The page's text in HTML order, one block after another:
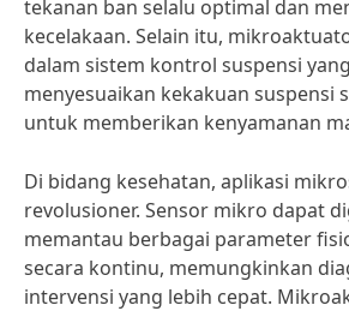
tekanan ban selalu optimal dan
kecelakaan. Selain itu,
dalam sistem kontrol suspensi
menyesuaikan kekakuan suspensi
untuk memberikan kenyamanan
Di bidang kesehatan, aplikasi
revolusioner. Sensor mikro dapat
memantau berbagai parameter
secara kontinu, memungkinkan
intervensi yang lebih cepat.